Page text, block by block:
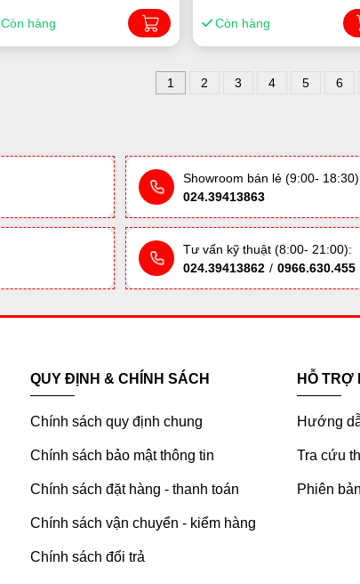
Còn hàng Còn hàng
1 2 3 4 5 6
Showroom bán lẻ (9:00-
024.39413863
Tư vấn kỹ thuật (8:00- 21:00):
024.39413862 / 0966.630.455
QUY ĐỊNH & CHÍNH SÁCH
Chính sách quy định chung
Chính sách bảo mật thông tin
Chính sách đặt hàng - thanh toán
Chính sách vận chuyển - kiểm hàng
Chính sách đổi trả
HỖ TRỢ
Hướng
Tra cứu
Phiên